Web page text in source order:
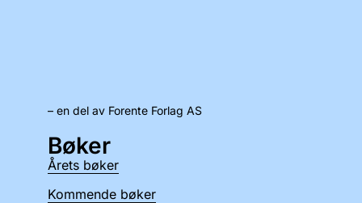
– en del av Forente Forlag AS
Bøker
Årets bøker
Kommende bøker